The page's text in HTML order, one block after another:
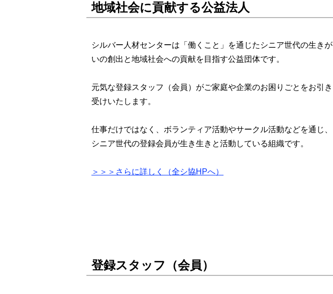
地域社会に貢献する公益法人
シルバー人材センターは「働くこと」を通じたシニア世代の生きが
いの創出と地域社会への貢献を目指す公益団体です。
元気な登録スタッフ（会員）がご家庭や企業のお困りごとをお引き
受けいたします。
仕事だけではなく、ボランティア活動やサークル活動などを通じ、
シニア世代の登録会員が生き生きと活動している組織です。
＞＞＞さらに詳しく（全シ協HPへ）
登録スタッフ（会員）